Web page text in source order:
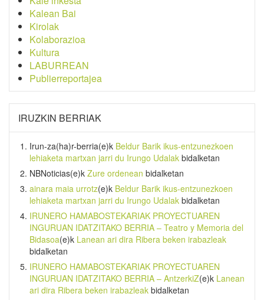
Kalean Bai
Kirolak
Kolaborazioa
Kultura
LABURREAN
Publierreportajea
IRUZKIN BERRIAK
Irun-za(ha)r-berria(e)k Beldur Barik ikus-entzunezkoen
lehiaketa martxan jarri du Irungo Udalak bidalketan
NBNoticias(e)k Zure ordenean bidalketan
ainara maia urrotz(e)k Beldur Barik ikus-entzunezkoen
lehiaketa martxan jarri du Irungo Udalak bidalketan
IRUNERO HAMABOSTEKARIAK PROYECTUAREN
INGURUAN IDATZITAKO BERRIA – Teatro y Memoria del
Bidasoa(e)k Lanean ari dira Ribera beken irabazleak
bidalketan
IRUNERO HAMABOSTEKARIAK PROYECTUAREN
INGURUAN IDATZITAKO BERRIA – AntzerkiZ(e)k Lanean
ari dira Ribera beken irabazleak bidalketan